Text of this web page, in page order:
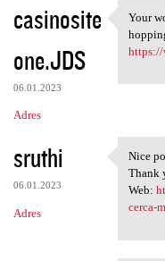
casinosite
one.JDS
06.01.2023
Adres
Your
Your
https://
sruthi
06.01.2023
Adres
Nice
Nice
Thank
Web:
cerca-